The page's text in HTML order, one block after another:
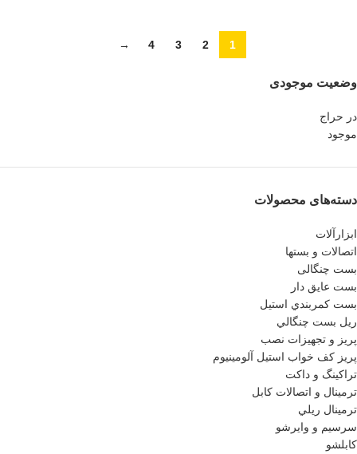
وضعیت موجودی
در حراج
موجود
دسته‌های محصولات
ابزارآلات
اتصالات و بستها
بست چنگالی
بست عايق دار
بست كمربندي استيل
ريل بست چنگالي
پريز و تجهيزات نصب
پريز كف خواب استيل آلومينيوم
تراکینگ و داکت
ترمينال و اتصالات كابل
ترمينال ريلي
سرسيم و وايرشو
كابلشو
1
2
3
4
→